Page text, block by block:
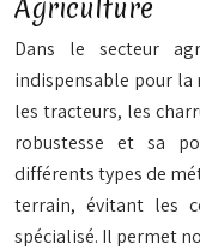
Agriculture
Dans le secteur
indispensable pour
les tracteurs, les
robustesse et sa
différents types de
terrain, évitant les
spécialisé. Il permet